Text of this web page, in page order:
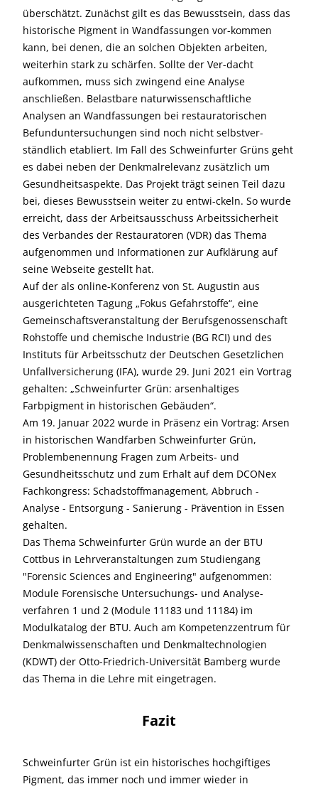
überschätzt. Zunächst gilt es das Bewusstsein, dass das
historische Pigment in Wandfassungen vor-kommen
kann, bei denen, die an solchen Objekten arbeiten,
weiterhin stark zu schärfen. Sollte der Ver-dacht
aufkommen, muss sich zwingend eine Analyse
anschließen. Belastbare naturwissenschaftliche
Analysen an Wandfassungen bei restauratorischen
Befunduntersuchungen sind noch nicht selbstver-
ständlich etabliert. Im Fall des Schweinfurter Grüns geht
es dabei neben der Denkmalrelevanz zusätzlich um
Gesundheitsaspekte. Das Projekt trägt seinen Teil dazu
bei, dieses Bewusstsein weiter zu entwi-ckeln. So wurde
erreicht, dass der Arbeitsausschuss Arbeitssicherheit
des Verbandes der Restauratoren (VDR) das Thema
aufgenommen und Informationen zur Aufklärung auf
seine Webseite gestellt hat.
Auf der als online-Konferenz von St. Augustin aus
ausgerichteten Tagung „Fokus Gefahrstoffe“, eine
Gemeinschaftsveranstaltung der Berufsgenossenschaft
Rohstoffe und chemische Industrie (BG RCI) und des
Instituts für Arbeitsschutz der Deutschen Gesetzlichen
Unfallversicherung (IFA), wurde 29. Juni 2021 ein Vortrag
gehalten: „Schweinfurter Grün: arsenhaltiges
Farbpigment in historischen Gebäuden“.
Am 19. Januar 2022 wurde in Präsenz ein Vortrag: Arsen
in historischen Wandfarben Schweinfurter Grün,
Problembenennung Fragen zum Arbeits- und
Gesundheitsschutz und zum Erhalt auf dem DCONex
Fachkongress: Schadstoffmanagement, Abbruch -
Analyse - Entsorgung - Sanierung - Prävention in Essen
gehalten.
Das Thema Schweinfurter Grün wurde an der BTU
Cottbus in Lehrveranstaltungen zum Studiengang
"Forensic Sciences and Engineering" aufgenommen:
Module Forensische Untersuchungs- und Analyse-
verfahren 1 und 2 (Module 11183 und 11184) im
Modulkatalog der BTU. Auch am Kompetenzzentrum für
Denkmalwissenschaften und Denkmaltechnologien
(KDWT) der Otto-Friedrich-Universität Bamberg wurde
das Thema in die Lehre mit eingetragen.
Fazit
Schweinfurter Grün ist ein historisches hochgiftiges
Pigment, das immer noch und immer wieder in